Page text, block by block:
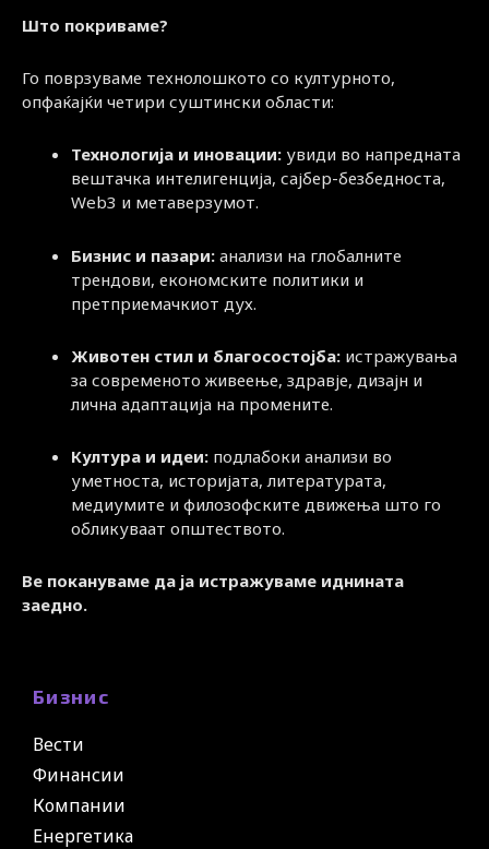
Што покриваме?
Го поврзуваме технолошкото со културното,
опфаќајќи четири суштински области:
Технологија и иновации: увиди во напредната
вештачка интелигенција, сајбер-безбедноста,
Web3 и метаверзумот.
Бизнис и пазари: анализи на глобалните
трендови, економските политики и
претприемачкиот дух.
Животен стил и благосостојба: истражувања
за современото живеење, здравје, дизајн и
лична адаптација на промените.
Култура и идеи: подлабоки анализи во
уметноста, историјата, литературата,
медиумите и филозофските движења што го
обликуваат општеството.
Ве покануваме да ја истражуваме иднината
заедно.
Бизнис
Вести
Финансии
Компании
Енергетика